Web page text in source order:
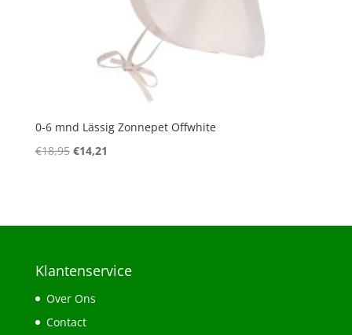
0-6 mnd Lässig Zonnepet Offwhite
€18,95 Oorspronkelijke
€14,21
Klantenservice
Over Ons
Contact